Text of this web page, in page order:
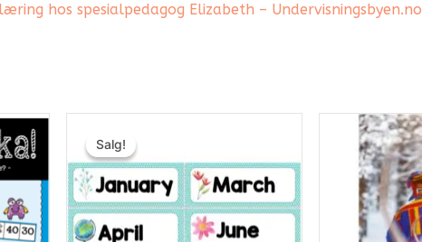
hos spesialpedagog Elizabeth – Undervisningsbyen.no
Salg!
Salg!
kr99.00.kr89.00.